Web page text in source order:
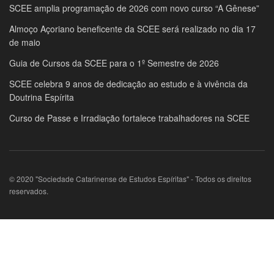
SCEE amplia programação de 2026 com novo curso “A Gênese”
Almoço Açoriano beneficente da SCEE será realizado no dia 17
de maio
Guia de Cursos da SCEE para o 1º Semestre de 2026
SCEE celebra 9 anos de dedicação ao estudo e à vivência da
Doutrina Espírita
Curso de Passe e Irradiação fortalece trabalhadores na SCEE
© 2020 "Sociedade Catarinense de Estudos Espíritas" - Todos os direitos
reservados.